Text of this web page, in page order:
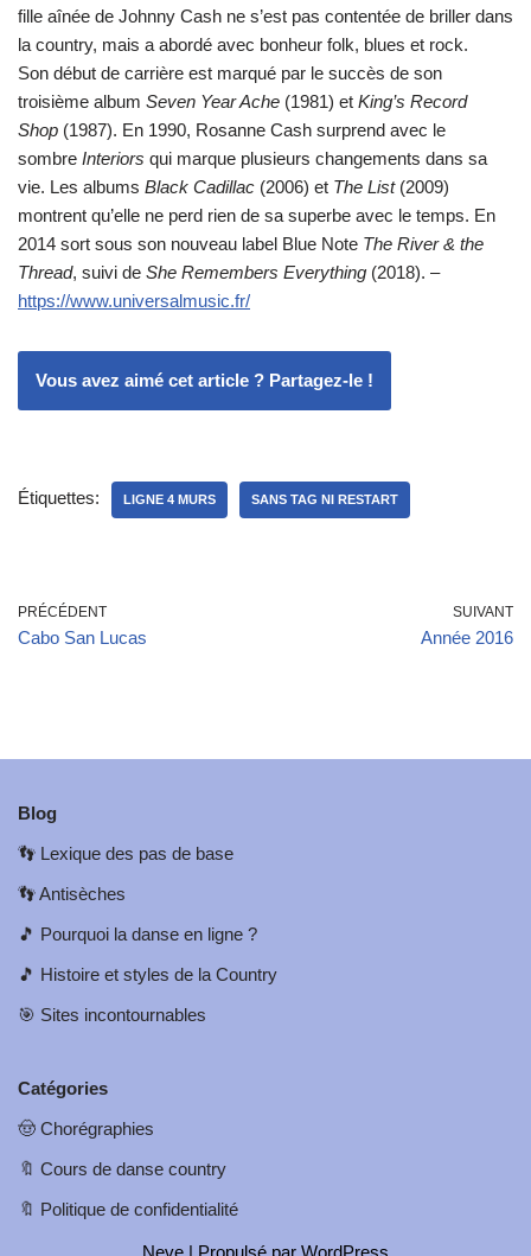
fille aînée de Johnny Cash ne s’est pas contentée de briller dans
la country, mais a abordé avec bonheur folk, blues et rock.
Son début de carrière est marqué par le succès de son
troisième album Seven Year Ache (1981) et King’s Record
Shop (1987). En 1990, Rosanne Cash surprend avec le
sombre Interiors qui marque plusieurs changements dans sa
vie. Les albums Black Cadillac (2006) et The List(2009)
montrent qu’elle ne perd rien de sa superbe avec le temps. En
2014 sort sous son nouveau label Blue Note The River & the
Thread, suivi de She Remembers Everything (2018). –
https://www.universalmusic.fr/
Vous avez aimé cet article ? Partagez-le !
Étiquettes: LIGNE 4 MURS SANS TAG NI RESTART
PRÉCÉDENT
Cabo San Lucas
SUIVANT
Année 2016
Blog
👣 Lexique des pas de base
👣Antisèches
🎵 Pourquoi la danse en ligne ?
🎵 Histoire et styles de la Country
🎯 Sites incontournables
Catégories
🤠 Chorégraphies
🔖 Cours de danse country
🔖 Politique de confidentialité